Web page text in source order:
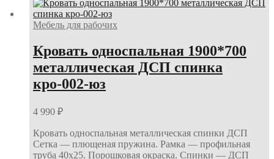
Мебель для рабочих
Кровать односпальная 1900*700
металлическая ДСП спинка
кро-002-юз
4 990 ₽
Кровать односпальная металлическая спинки ДСП
Сетка — плющеная пружина. Рамка — профильная
труба 40х25. Порошковая окраска. Спинки — ДСП